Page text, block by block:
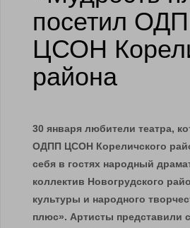
посетил
ЦСОН
района
30 января любители театра,
ОДПП ЦСОН Кореличского
себя в гостях народный
коллектив Новогрудского
культуры и народного
плюс». Артисты представили